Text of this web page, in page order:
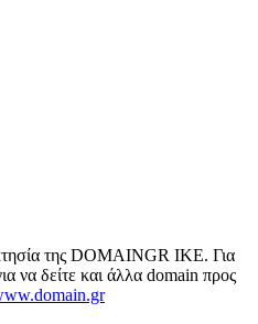
της DOMAINGR ΙΚΕ. Για
να δείτε και άλλα domain προς